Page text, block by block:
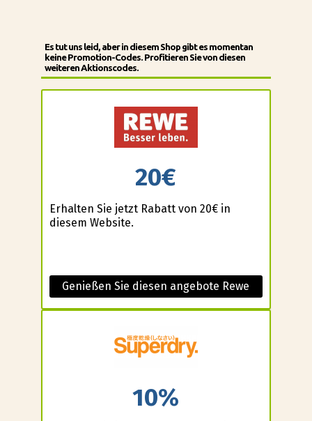
Es tut uns leid, aber in diesem Shop gibt es momentan
keine Promotion-Codes. Profitieren Sie von diesen
weiteren Aktionscodes.
20€
Erhalten Sie jetzt Rabatt von 20€ in
diesem Website.
Genießen Sie diesen angebote Rewe
10%